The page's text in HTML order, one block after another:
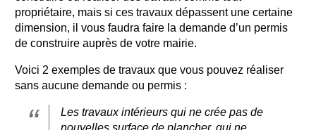
propriétaire, mais si ces travaux dépassent une certaine
dimension, il vous faudra faire la demande d’un permis
de construire auprès de votre mairie.
Voici 2 exemples de travaux que vous pouvez réaliser
sans aucune demande ou permis :
Les travaux intérieurs qui ne crée pas de
nouvelles surface de plancher, qui ne